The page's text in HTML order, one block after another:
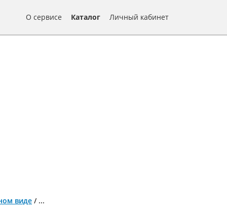
О сервисе Каталог Личный кабинет
виде / ...